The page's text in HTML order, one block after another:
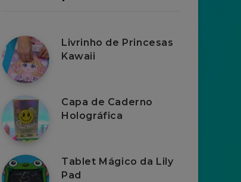
Livrinho de Princesas
Kawaii
Capa de Caderno
Holográfica
Tablet Mágico da Lily
Pad